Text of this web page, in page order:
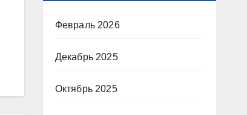
Февраль 2026
Декабрь 2025
Октябрь 2025